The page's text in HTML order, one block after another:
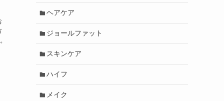
ヘアケア
ジョールファット
スキンケア
ハイフ
メイク